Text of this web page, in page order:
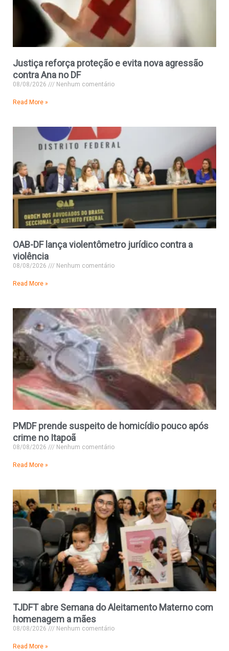
Justiça reforça proteção e evita nova agressão
contra Ana no DF
08/08/2026 Nenhum comentário
Read More »
OAB-DF lança violentômetro jurídico contra a
violência
08/08/2026 Nenhum comentário
Read More »
PMDF prende suspeito de homicídio pouco após
crime no Itapoã
08/08/2026 Nenhum comentário
Read More »
TJDFT abre Semana do Aleitamento Materno com
homenagem a mães
08/08/2026 Nenhum comentário
Read More »